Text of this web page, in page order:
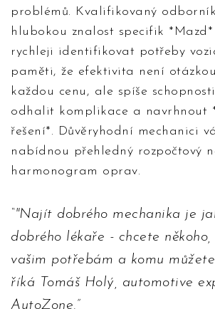
problémů. Kvalifikovaný
hlubokou znalost specifik
rychleji identifikovat potřeby
paměti, že efektivita není
každou cenu, ale spíše
odhalit komplikace a navrhnout
řešení*. Důvěryhodní mechanici
nabídnou přehledný rozpočtový
harmonogram oprav.
"Najít dobrého mechanika je
dobrého lékaře - chcete
vašim potřebám a komu
říká Tomáš Holý, automotive
AutoZone.